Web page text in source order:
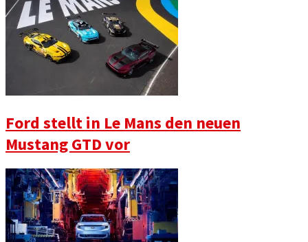
Ford stellt in Le Mans den neuen
Mustang GTD vor